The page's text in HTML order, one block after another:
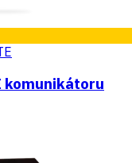
komunikátoru